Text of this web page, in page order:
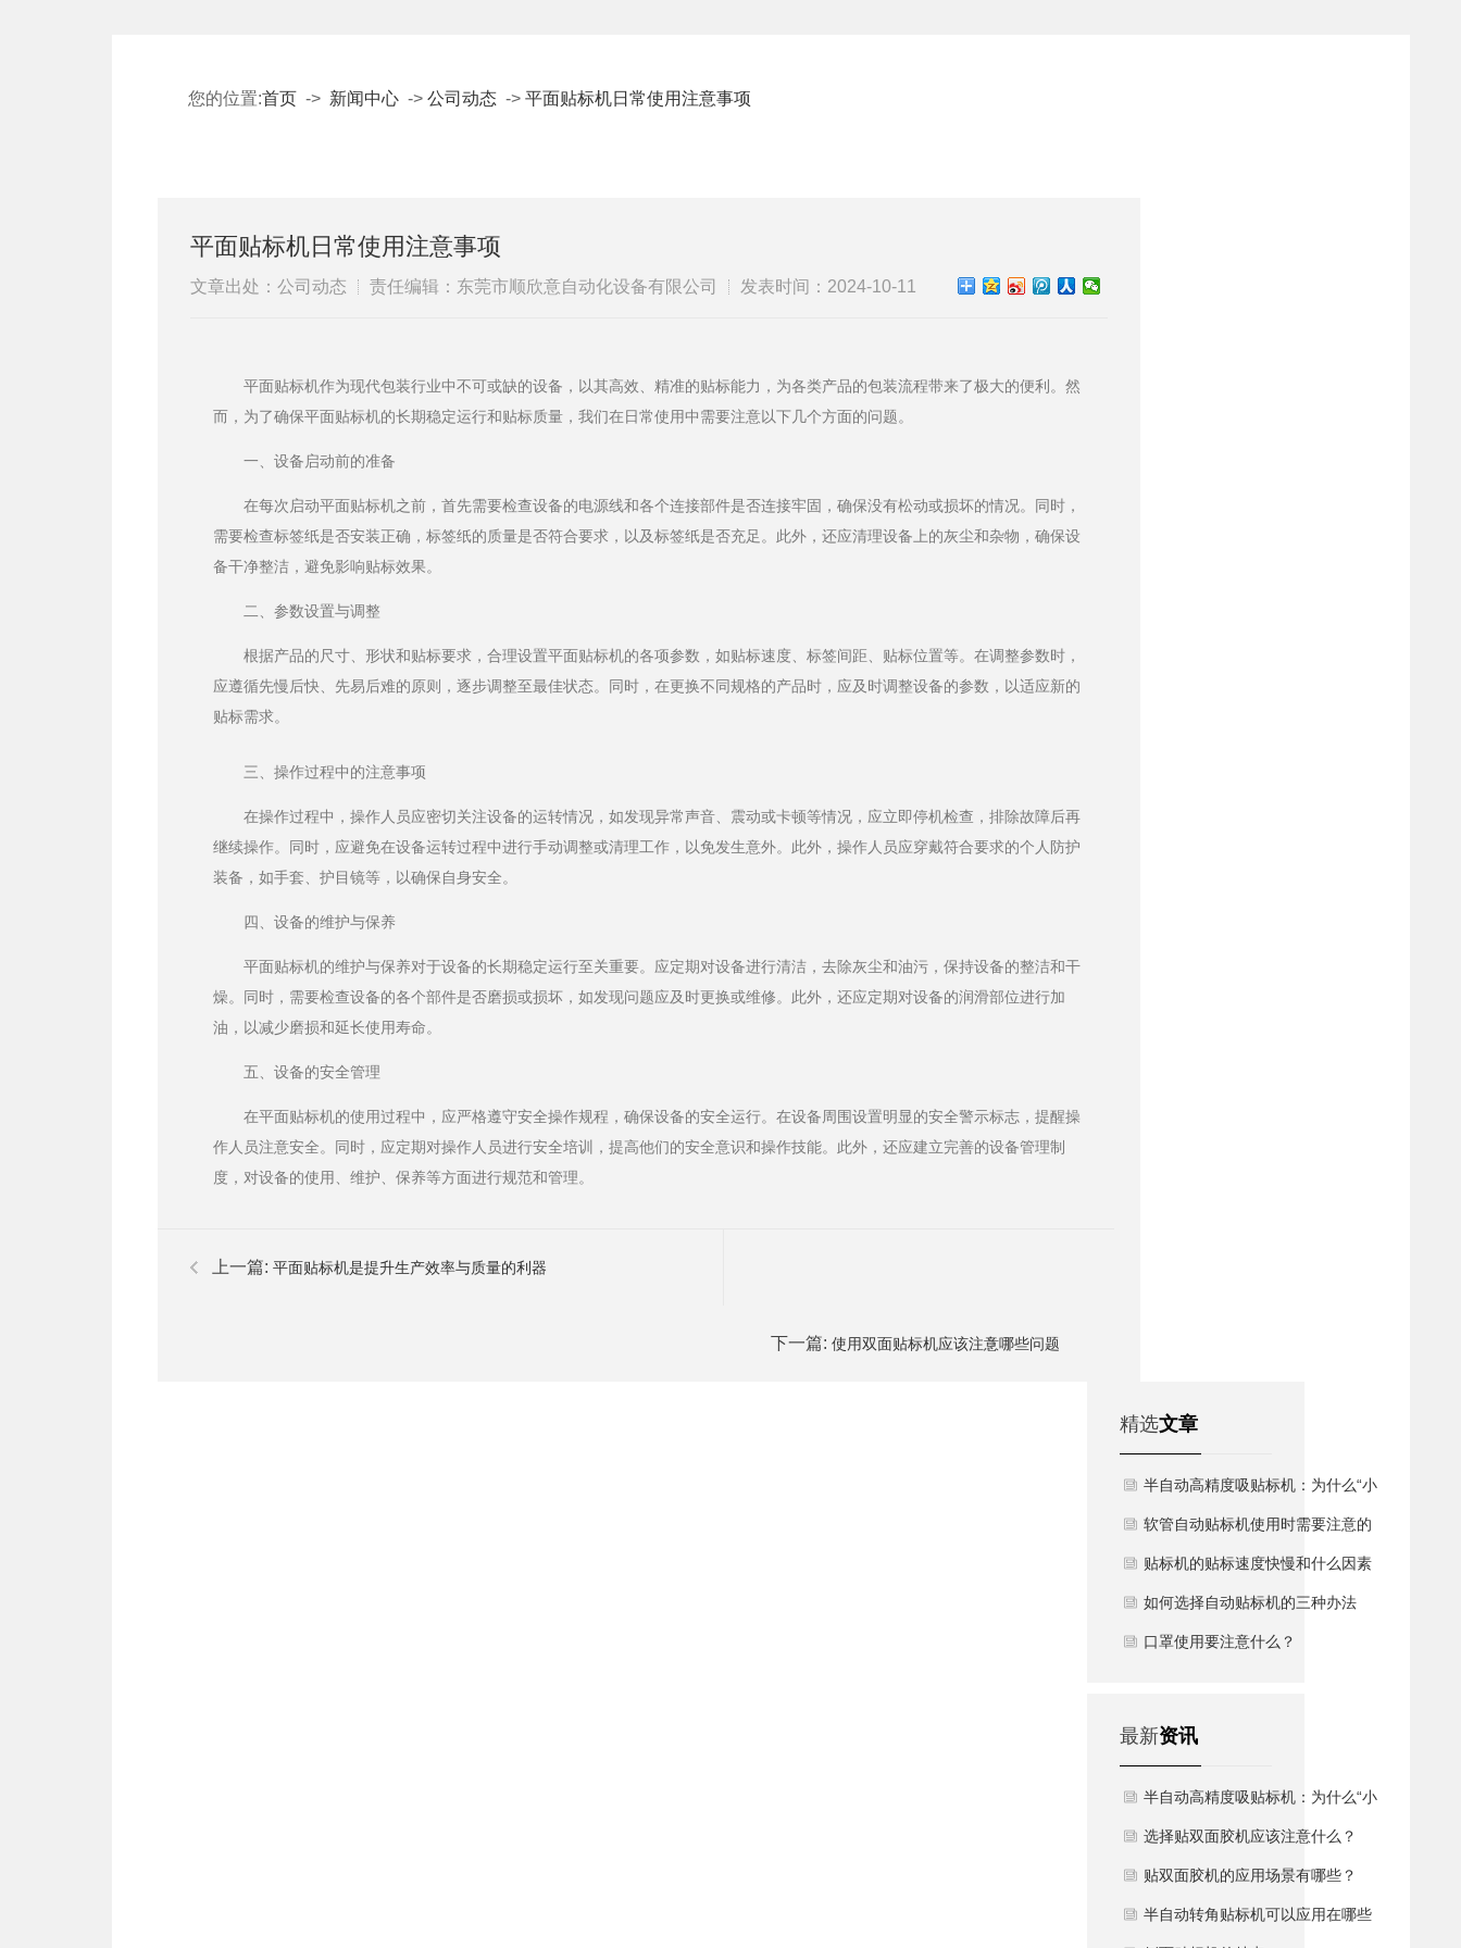
您的位置:首页 -> 新闻中心 -> 公司动态 -> 平面贴标机日常使用注意事项
平面贴标机日常使用注意事项
文章出处：公司动态 责任编辑：东莞市顺欣意自动化设备有限公司 发表时间：2024-10-11
平面贴标机作为现代包装行业中不可或缺的设备，以其高效、精准的贴标能力，为各类产品的包装流程带来了极大的便利。然
而，为了确保平面贴标机的长期稳定运行和贴标质量，我们在日常使用中需要注意以下几个方面的问题。
一、设备启动前的准备
在每次启动平面贴标机之前，首先需要检查设备的电源线和各个连接部件是否连接牢固，确保没有松动或损坏的情况。同时，
需要检查标签纸是否安装正确，标签纸的质量是否符合要求，以及标签纸是否充足。此外，还应清理设备上的灰尘和杂物，确保设
备干净整洁，避免影响贴标效果。
二、参数设置与调整
根据产品的尺寸、形状和贴标要求，合理设置平面贴标机的各项参数，如贴标速度、标签间距、贴标位置等。在调整参数时，
应遵循先慢后快、先易后难的原则，逐步调整至最佳状态。同时，在更换不同规格的产品时，应及时调整设备的参数，以适应新的
贴标需求。
三、操作过程中的注意事项
在操作过程中，操作人员应密切关注设备的运转情况，如发现异常声音、震动或卡顿等情况，应立即停机检查，排除故障后再
继续操作。同时，应避免在设备运转过程中进行手动调整或清理工作，以免发生意外。此外，操作人员应穿戴符合要求的个人防护
装备，如手套、护目镜等，以确保自身安全。
四、设备的维护与保养
平面贴标机的维护与保养对于设备的长期稳定运行至关重要。应定期对设备进行清洁，去除灰尘和油污，保持设备的整洁和干
燥。同时，需要检查设备的各个部件是否磨损或损坏，如发现问题应及时更换或维修。此外，还应定期对设备的润滑部位进行加
油，以减少磨损和延长使用寿命。
五、设备的安全管理
在平面贴标机的使用过程中，应严格遵守安全操作规程，确保设备的安全运行。在设备周围设置明显的安全警示标志，提醒操
作人员注意安全。同时，应定期对操作人员进行安全培训，提高他们的安全意识和操作技能。此外，还应建立完善的设备管理制
度，对设备的使用、维护、保养等方面进行规范和管理。
上一篇: 平面贴标机是提升生产效率与质量的利器
下一篇: 使用双面贴标机应该注意哪些问题
精选文章
半自动高精度吸贴标机：为什么“小
而美”的精密贴标正在成为主流？
软管自动贴标机使用时需要注意的
事项
贴标机的贴标速度快慢和什么因素
有关
如何选择自动贴标机的三种办法
口罩使用要注意什么？
最新资讯
半自动高精度吸贴标机：为什么“小
而美”的精密贴标正在成为主流？
选择贴双面胶机应该注意什么？
贴双面胶机的应用场景有哪些？
半自动转角贴标机可以应用在哪些